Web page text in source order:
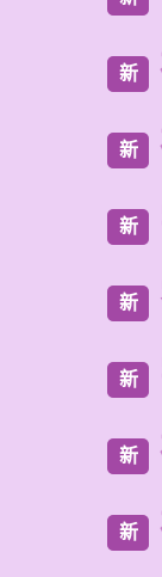
新
新
新
新
新
新
新